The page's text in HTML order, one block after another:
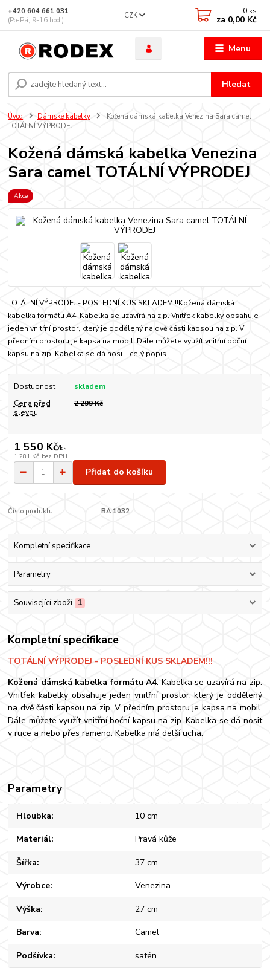
Menu
CZK
Hledat
+420 604 661 031
(Po-Pá, 9-16 hod.)
0 ks
za 0,00 Kč
Úvod Dámské kabelky
Kožená dámská kabelka Venezina Sara camel
TOTÁLNÍ VÝPRODEJ
Kožená dámská kabelka Venezina
Sara camel TOTÁLNÍ VÝPRODEJ
Akce
TOTÁLNÍ VÝPRODEJ - POSLEDNÍ KUS SKLADEM!!!Kožená dámská
kabelka formátu A4. Kabelka se uzavírá na zip. Vnitřek kabelky obsahuje
jeden vnitřní prostor, který je oddělený na dvě části kapsou na zip. V
předním prostoru je kapsa na mobil. Dále můžete využít vnitřní boční
kapsu na zip. Kabelka se dá nosi... celý popis
Dostupnost
skladem
Cena před
slevou
2 299 Kč
1 550 Kč/ks
1 281 Kč bez DPH
Přidat do košíku
Číslo produktu: BA 1032
Kompletní specifikace
Parametry
Související zboží 1
Kompletní specifikace
TOTÁLNÍ VÝPRODEJ - POSLEDNÍ KUS SKLADEM!!!
Kožená dámská kabelka formátu A4. Kabelka se uzavírá na zip.
Vnitřek kabelky obsahuje jeden vnitřní prostor, který je oddělený
na dvě části kapsou na zip. V předním prostoru je kapsa na mobil.
Dále můžete využít vnitřní boční kapsu na zip. Kabelka se dá nosit
v ruce a nebo přes rameno. Kabelka má delší ucha.
Parametry
Hloubka 10 cm
Materiál Pravá kůže
Šířka 37 cm
Výrobce Venezina
Výška 27 cm
Barva Camel
Podšívka satén